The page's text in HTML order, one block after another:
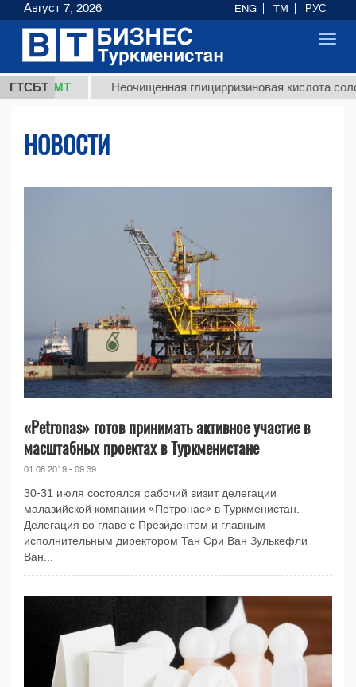
ГТСБТ Неочищенная глицирризиновая кислота солодкового
НОВОСТИ
«Petronas» готов принимать активное участие в
масштабных проектах в Туркменистане
01.08.2019 - 09:39
30-31 июля состоялся рабочий визит делегации
малазийской компании «Петронас» в Туркменистан.
Делегация во главе с Президентом и главным
исполнительным директором Тан Сри Ван Зулькефли
Ван...
Август 7, 2026 ENG TM РУС